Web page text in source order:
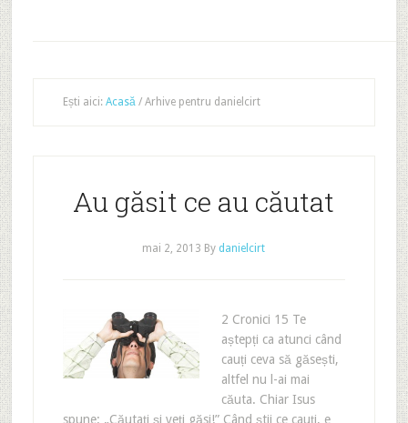
Ești aici: Acasă /Arhive pentru danielcirt
Au găsit ce au căutat
mai 2, 2013 By danielcirt
2 Cronici 15 Te
aștepți ca atunci când
cauți ceva să găsești,
altfel nu l-ai mai
căuta. Chiar Isus
spune: „Căutați și veți găsi!” Când știi ce cauți, e